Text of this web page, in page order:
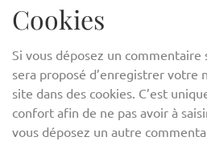
Cookies
Si vous déposez un
sera proposé d’enregistrer votre
site dans des cookies. C’est
confort afin de ne pas avoir à
vous déposez un autre